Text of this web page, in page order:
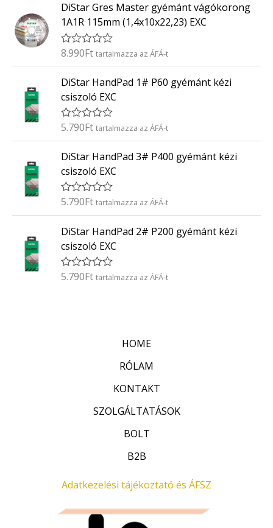
/
5
é
k
e
l
é
s
:
/
5
DiStar Gres Master gyémánt vágókorong
1A1R 115mm (1,4x10x22,23) EXC
É
é
e
l
é
s
:
/
5
8.990Ft tartalmazza az ÁFÁ-t
DiStar HandPad 1# P60 gyémánt kézi
csiszoló EXC
É
é
e
l
s
:
/
5
5.790Ft tartalmazza az ÁFÁ-t
DiStar HandPad 3# P400 gyémánt kézi
csiszoló EXC
É
é
e
l
é
s
5.790Ft tartalmazza az ÁFÁ-t
DiStar HandPad 2# P200 gyémánt kézi
csiszoló EXC
É
5.790Ft tartalmazza az ÁFÁ-t
HOME
RÓLAM
KONTAKT
SZOLGÁLTATÁSOK
BOLT
B2B
Adatkezelési tájékoztató és ÁFSZ